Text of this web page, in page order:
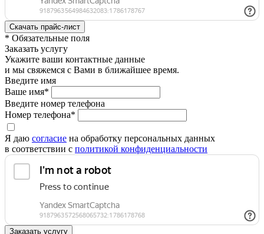
* Обязательные поля
Заказать услугу
Укажите ваши контактные данные
и мы свяжемся с Вами в ближайшее время.
Введите имя
Ваше имя*
Введите номер телефона
Номер телефона*
Я даю согласие на обработку персональных данных
в соответствии с политикой конфиденциальности